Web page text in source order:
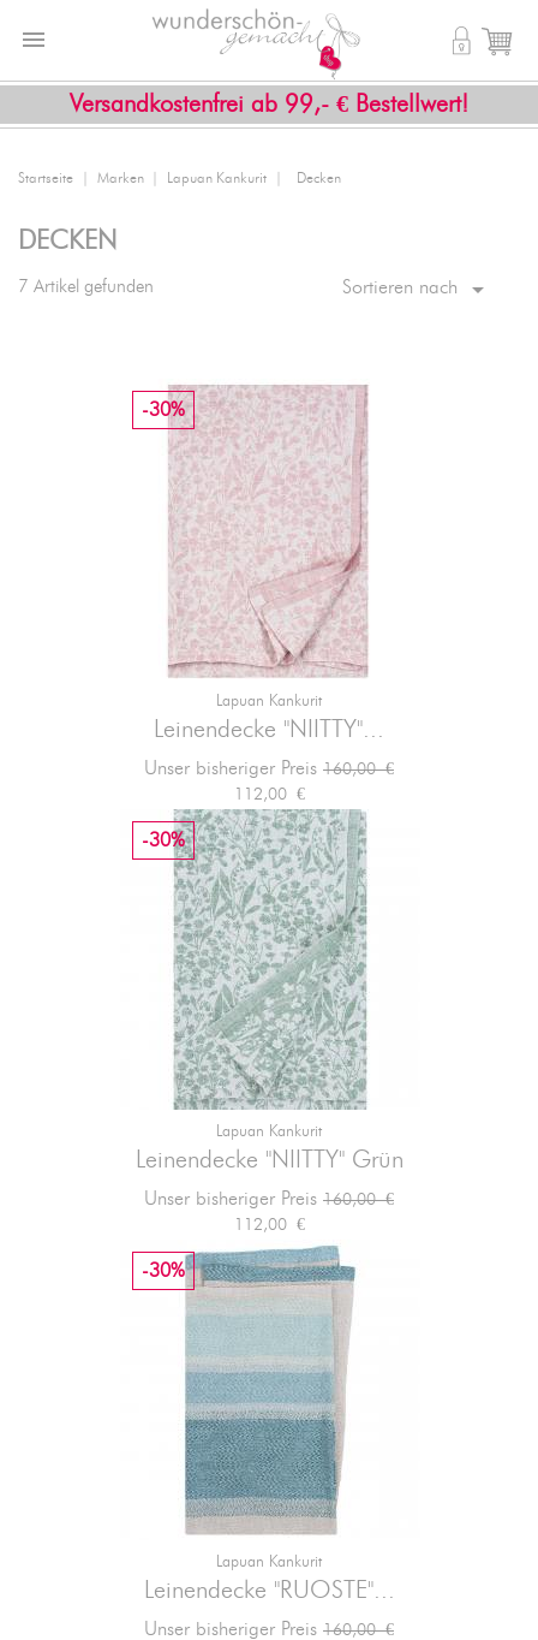
Versandkostenfrei ab 99,- € Bestellwert!
 shopping_cart

Startseite Marken Lapuan Kankurit Decken
DECKEN
7 Artikel gefunden Sortieren nach 
Lapuan Kankurit
Leinendecke "NIITTY"...
Unser bisheriger Preis Verkaufspreis
160,00 €
-30%
Preis
112,00 €
Lapuan Kankurit
Leinendecke "NIITTY" Grün
Unser bisheriger Preis Verkaufspreis
160,00 €
-30%
Preis
112,00 €
Lapuan Kankurit
Leinendecke "RUOSTE"...
Unser bisheriger Preis Verkaufspreis
160,00 €
-30%
Preis